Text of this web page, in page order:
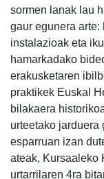
sormen lanak lau
gaur egunera
instalazioak eta
hamarkadako
erakusketaren
praktikek Euskal
bilakaera
urteetako
esparruan izan
ateak, Kursaaleko
urtarrilaren 4ra